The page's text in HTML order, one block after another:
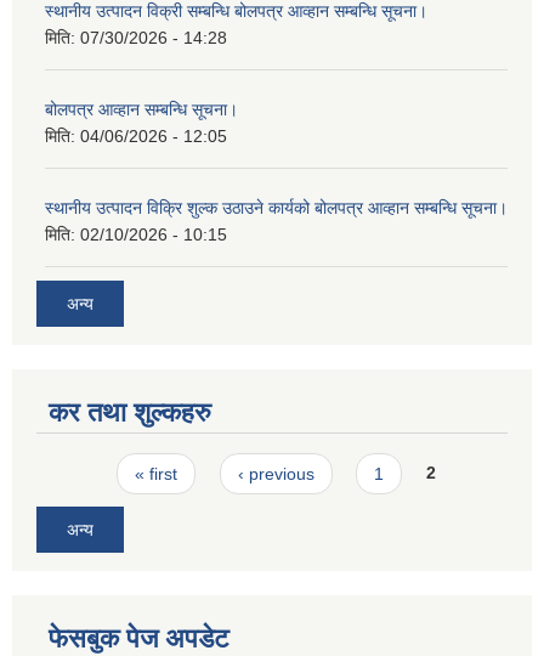
स्थानीय उत्पादन विक्री सम्बन्धि बोलपत्र आव्हान सम्बन्धि सूचना।
मिति: 07/30/2026 - 14:28
बोलपत्र आव्हान सम्बन्धि सूचना।
मिति: 04/06/2026 - 12:05
स्थानीय उत्पादन विक्रि शुल्क उठाउने कार्यको बोलपत्र आव्हान सम्बन्धि सूचना।
मिति: 02/10/2026 - 10:15
अन्य
कर तथा शुल्कहरु
Pages« first ‹ previous 1 2
अन्य
फेसबुक पेज अपडेट